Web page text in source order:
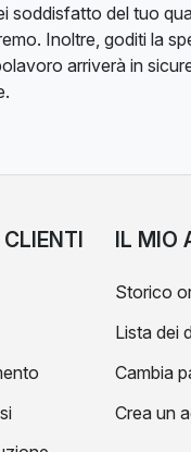
soddisfatto del tuo
Inoltre, goditi la
arriverà in
IL MIO
Storico
Lista dei
Cambia
Crea un